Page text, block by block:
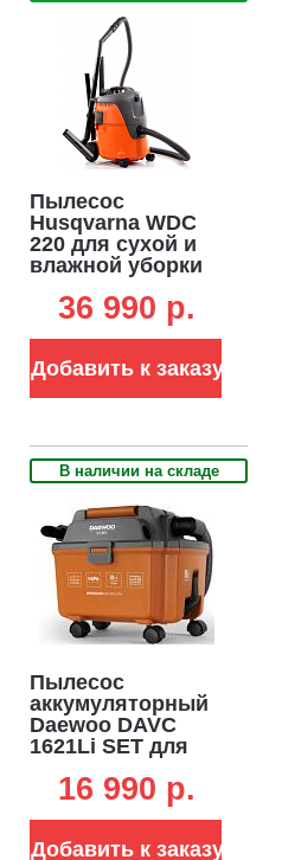
Пылесос
Husqvarna WDC
220 для сухой и
влажной уборки
л/мин, 210 мбар,
контейнер 20 л.,
влажной уборки,
шланг 2,5 м.)
36 990 p.
Добавить к заказу
В наличии на складе
Пылесос
аккумуляторный
Daewoo DAVC
1621Li SET для
уборки (PRC,
21В/5.0 Ач, 1800 л/
контейнер 16 л,
16 990 p.
Добавить к заказу